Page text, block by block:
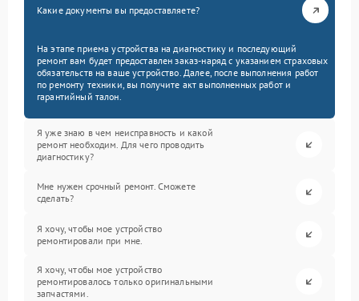
Какие документы вы предоставляете?
На этапе приема устройства на диагностику и последующий
ремонт вам будет предоставлен заказ-наряд с указанием страховых
обязательств на ваше устройство. Далее, после выполнения работ
по ремонту техники, вы получите акт выполненных работ и
гарантийный талон.
Я уже знаю в чем неисправность и какой
ремонт необходим. Для чего проводить
диагностику?
Мне нужен срочный ремонт. Сможете
сделать?
Я хочу, чтобы мое устройство
ремонтировали при мне.
Я хочу, чтобы мое устройство
ремонтировалось только оригинальными
запчастями.